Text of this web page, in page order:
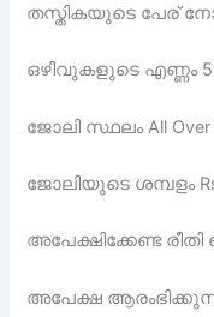
തസ്തികയുടെ പേര്
ഒഴിവുകളുടെ എണ്ണം
ജോലി സ്ഥലം All Over
ജോലിയുടെ ശമ്പളം
അപേക്ഷിക്കേണ്ട
അപേക്ഷ